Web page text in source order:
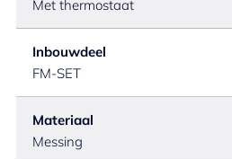
Met thermostaat
Inbouwdeel
FM-SET
Materiaal
Messing